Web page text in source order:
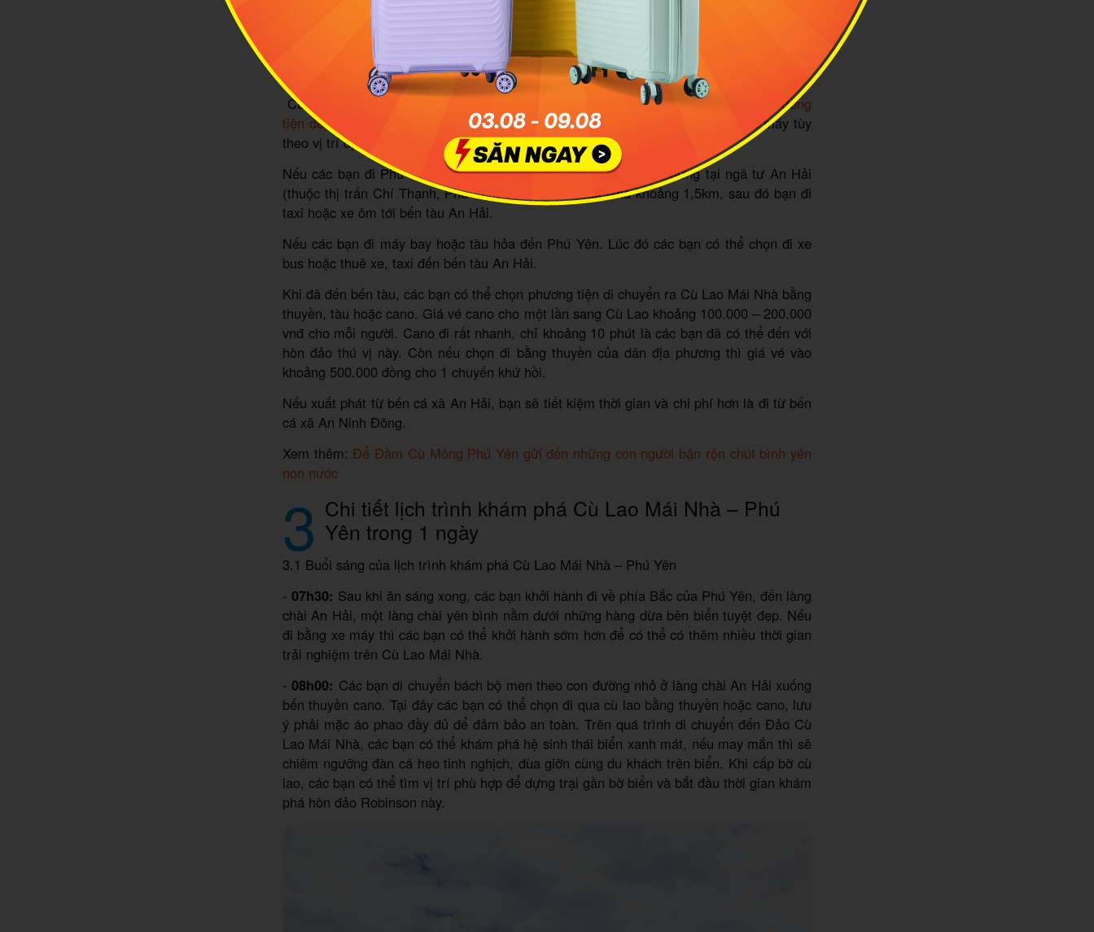
Xao xuyến nét bình yên mộng mơ ở Đầm Ô Loan Phú Yên
2
Phương tiện di chuyển đến Cù Lao Mái Nhà – Phú
Cù Lao Mái Nhà trực thuộc Phú Yên, nên trước hết các bạn phải tìm hiểu các
phương
tiện đến Phú Yên
an toàn, có thể sử dụng máy bay, tàu hỏa, xe khách hoặc xe máy tùy
theo vị trí địa lý của bạn so với Phú Yên.
Nếu các bạn đi Phú Yên bằng xe khách thì bảo bác tài xế cho dừng tại ngã tư An Hải
(thuộc thị trấn Chí Thạnh, Phú Yên) cách cù lao Mái Nhà khoảng 1,5km, sau đó bạn đi
taxi hoặc xe ôm tới bến tàu An Hải.
Nếu các bạn đi máy bay hoặc tàu hỏa đến Phú Yên. Lúc đó các bạn có thể chọn đi xe
bus hoặc thuê xe, taxi đến bến tàu An Hải.
Khi đã đến bến tàu, các bạn có thể chọn phương tiện di chuyển ra Cù Lao Mái Nhà bằng
thuyền, tàu hoặc cano. Giá vé cano cho một lần sang Cù Lao khoảng 100.000 – 200.000
vnđ cho mỗi người. Cano đi rất nhanh, chỉ khoảng 10 phút là các bạn đã có thể đến với
hòn đảo thú vị này. Còn nếu chọn đi bằng thuyền của dân địa phương thì giá vé vào
khoảng 500.000 đồng cho 1 chuyến khứ hồi.
Nếu xuất phát từ bến cá xã An Hải, bạn sẽ tiết kiệm thời gian và chi phí hơn là đi từ bến
cá xã An Ninh Đông.
Xem thêm:Để Đầm Cù Mông Phú Yên gửi đến những con người bận rộn chút bình yên
non nước
3 Chi tiết lịch trình khám phá Cù Lao Mái Nhà – Phú
Yên trong 1 ngày
3.1 Buổi sáng của lịch trình khám phá Cù Lao Mái Nhà – Phú Yên
- 07h30: Sau khi ăn sáng xong, các bạn khởi hành đi về phía Bắc của Phú Yên, đến làng
chài An Hải, một làng chài yên bình nằm dưới những hàng dừa bên biển tuyệt đẹp. Nếu
đi bằng xe máy thì các bạn có thể khởi hành sớm hơn để có thể có thêm nhiều thời gian
trải nghiệm trên Cù Lao Mái Nhà.
-08h00: Các bạn di chuyển bách bộ men theo con đường nhỏ ở làng chài An Hải xuống
bến thuyền cano. Tại đây các bạn có thể chọn đi qua cù lao bằng thuyền hoặc cano, lưu
ý phải mặc áo phao đầy đủ để đảm bảo an toàn. Trên quá trình di chuyển đến Đảo Cù
Lao Mái Nhà, các bạn có thể khám phá hệ sinh thái biển xanh mát, nếu may mắn thì sẽ
chiêm ngưỡng đàn cá heo tinh nghịch, đùa giỡn cùng du khách trên biển. Khi cấp bờ cù
lao, các bạn có thể tìm vị trí phù hợp để dựng trại gần bờ biển và bắt đầu thời gian khám
phá hòn đảo Robinson này.